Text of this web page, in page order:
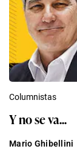
Columnistas
Y no se va...
Mario Ghibellini